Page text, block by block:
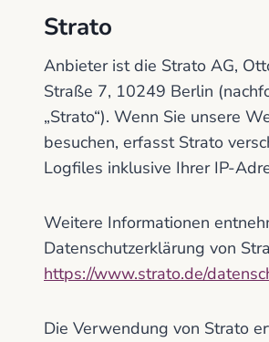
Strato
Anbieter ist die Strato AG,
Straße 7, 10249 Berlin
„Strato“). Wenn Sie unsere
besuchen, erfasst Strato
Logfiles inklusive Ihrer IP-
Weitere Informationen
Datenschutzerklärung von
https://www.strato.de/
Die Verwendung von Strato